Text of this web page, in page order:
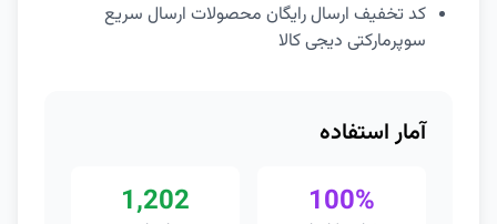
کد تخفیف ارسال رایگان محصولات ارسال سریع
سوپرمارکتی دیجی کالا
آمار استفاده
100%
1,202